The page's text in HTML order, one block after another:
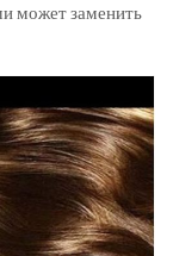
может заменить